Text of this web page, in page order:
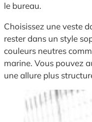
le bureau.
Choisissez une veste
rester dans un style
couleurs neutres
marine. Vous pouvez
une allure plus